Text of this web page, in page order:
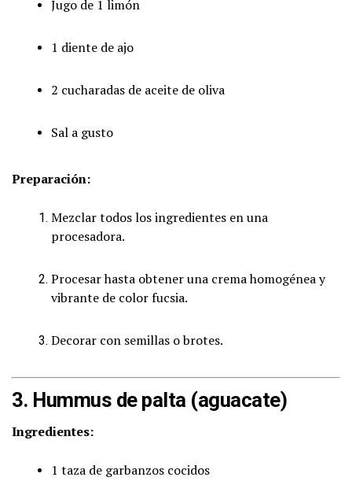
Jugo de 1 limón
1 diente de ajo
2 cucharadas de aceite de oliva
Sal a gusto
Preparación:
Mezclar todos los ingredientes en una
procesadora.
Procesar hasta obtener una crema homogénea y
vibrante de color fucsia.
Decorar con semillas o brotes.
3. Hummus de palta (aguacate)
Ingredientes:
1 taza de garbanzos cocidos